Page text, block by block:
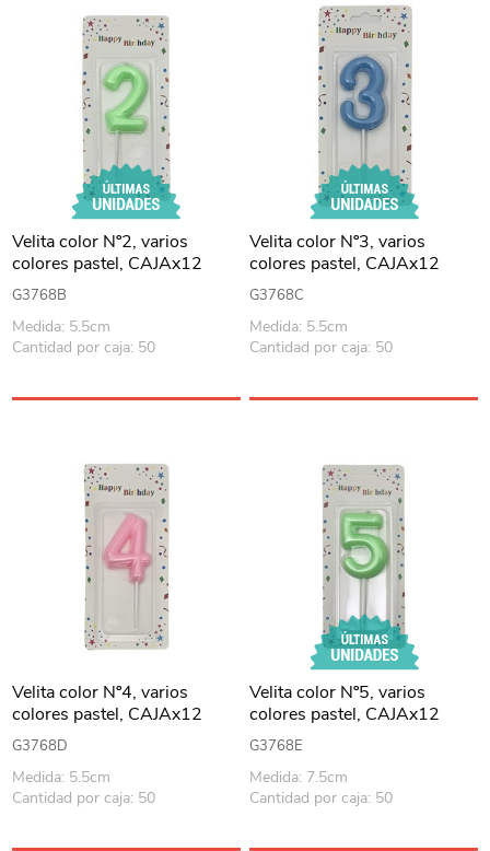
Velita color Nº2, varios
colores pastel, CAJAx12
G3768B
Medida: 5.5cm
Cantidad por caja: 50
Velita color Nº3, varios
colores pastel, CAJAx12
G3768C
Medida: 5.5cm
Cantidad por caja: 50
Velita color Nº4, varios
colores pastel, CAJAx12
G3768D
Medida: 5.5cm
Cantidad por caja: 50
Velita color Nº5, varios
colores pastel, CAJAx12
G3768E
Medida: 7.5cm
Cantidad por caja: 50